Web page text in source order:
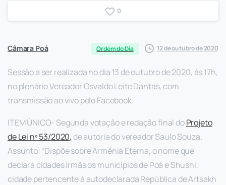
0
Câmara Poá Ordem do Dia 12 de outubro de 2020
Sessão a ser realizada no dia 13 de outubro de 2020, às 17h,
no plenário Vereador Osvaldo Leite Dantas, com
transmissão ao vivo pelo Facebook.
ITEM ÚNICO- ​Segunda votação e redação final doProjeto
de Lei nº 53/2020​,de autoria do vereador Saulo Souza.
Assunto: “Dispõe sobre Armênia Eterna, o nome que
declara cidades irmãs os municípios de Poá e Shushi,
cidade pertencente à autodeclarada República de Artsakh